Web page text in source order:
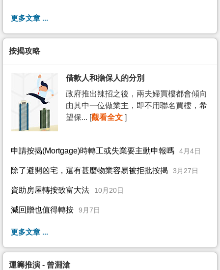
更多文章 ...
按揭攻略
借款人和擔保人的分別
政府推出辣招之後，兩夫婦買樓都會傾向
由其中一位做業主，即不用聯名買樓，希
望保... [觀看全文 ]
申請按揭(Mortgage)時轉工或失業要主動申報嗎 4月4日
除了避開凶宅，還有甚麼物業容易被拒批按揭 3月27日
資助房屋轉按致富大法 10月20日
減回贈也值得轉按 9月7日
更多文章 ...
運籌推演 - 曾淵滄